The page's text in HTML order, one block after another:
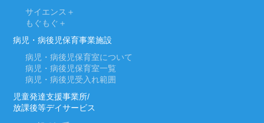
サイエンス＋
もぐもぐ＋
病児・病後児保育事業施設
病児・病後児保育室について
病児・病後児保育室一覧
病児・病後児受入れ範囲
児童発達支援事業所/
放課後等デイサービス